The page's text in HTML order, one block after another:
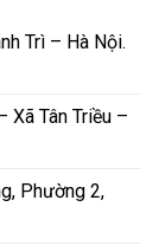
Trì – Hà Nội.
Tân Triều –
Phường 2,